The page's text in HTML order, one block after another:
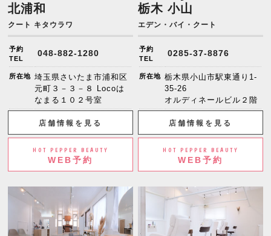
北浦和
クート キタウラワ
予約
TEL
048-882-1280
所在地 埼玉県さいたま市浦和区
元町３－３－８ Locoは
なまる１０２号室
店舗情報を見る
HOT PEPPER BEAUTY
WEB予約
栃木 小山
エデン・バイ・クート
予約
TEL
0285-37-8876
所在地 栃木県小山市駅東通り1-
35-26
オルディネールビル２階
店舗情報を見る
HOT PEPPER BEAUTY
WEB予約